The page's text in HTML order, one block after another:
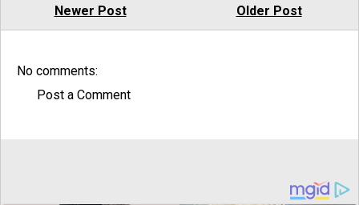
Newer Post Older Post
No comments:
Post a Comment